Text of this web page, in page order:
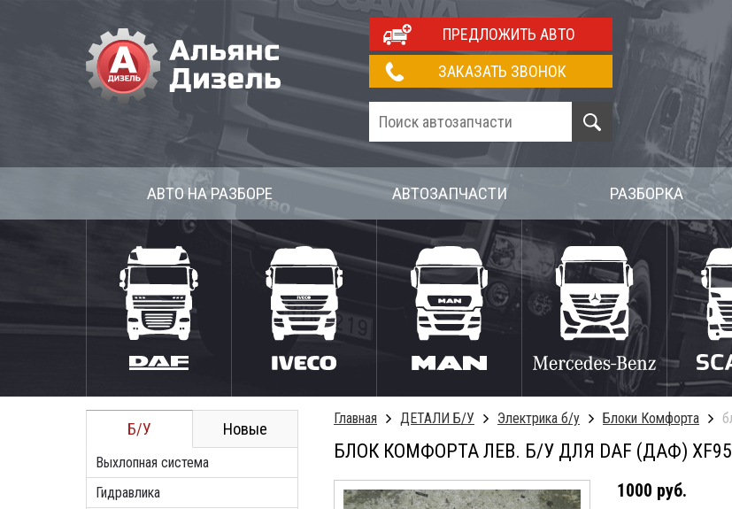
ПРЕДЛОЖИТЬ АВТО
ЗАКАЗАТЬ ЗВОНОК
АВТО НА РАЗБОРЕ АВТОЗАПЧАСТИ РАЗБОРКА
Б/У Новые
Выхлопная система
Гидравлика
Главная ДЕТАЛИ Б/У Электрика б/у Блоки Комфорта
БЛОК КОМФОРТА ЛЕВ. Б/У ДЛЯ DAF (ДАФ) XF95
1000 руб.